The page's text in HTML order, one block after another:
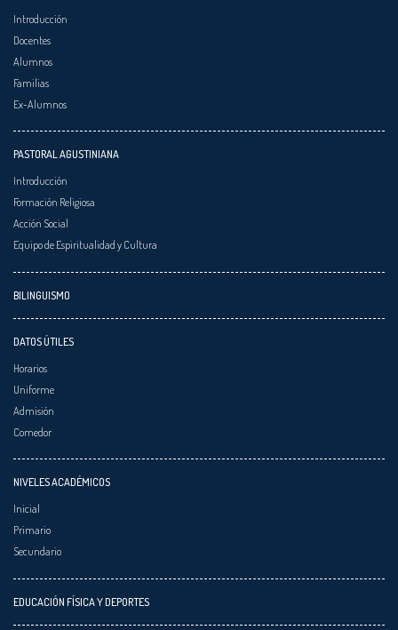
Introducción
Docentes
Alumnos
Familias
Ex-Alumnos
PASTORAL AGUSTINIANA
Introducción
Formación Religiosa
Acción Social
Equipo de Espiritualidad y Cultura
BILINGUISMO
DATOS ÚTILES
Horarios
Uniforme
Admisión
Comedor
NIVELES ACADÉMICOS
Inicial
Primario
Secundario
EDUCACIÓN FÍSICA Y DEPORTES